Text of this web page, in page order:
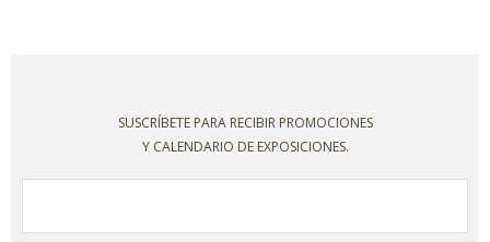
SUSCRÍBETE PARA RECIBIR PROMOCIONES
Y CALENDARIO DE EXPOSICIONES.